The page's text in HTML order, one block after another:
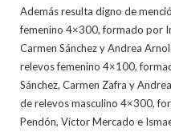
Además resulta digno de
femenino 4×300, formado por
Carmen Sánchez y Andrea
relevos femenino 4×100,
Sánchez, Carmen Zafra y
de relevos masculino 4×300,
Pendón, Víctor Mercado e